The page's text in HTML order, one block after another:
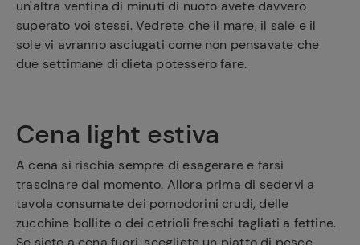
un'altra ventina di minuti di nuoto avete davvero
superato voi stessi. Vedrete che il mare, il sale e il
sole vi avranno asciugati come non pensavate che
due settimane di dieta potessero fare.
Cena light estiva
A cena si rischia sempre di esagerare e farsi
trascinare dal momento. Allora prima di sedervi a
tavola consumate dei pomodorini crudi, delle
zucchine bollite o dei cetrioli freschi tagliati a fettine.
Ricette